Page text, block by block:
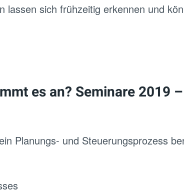
sich frühzeitig erkennen und
es an? Seminare 2019
Planungs- und Steuerungsprozess